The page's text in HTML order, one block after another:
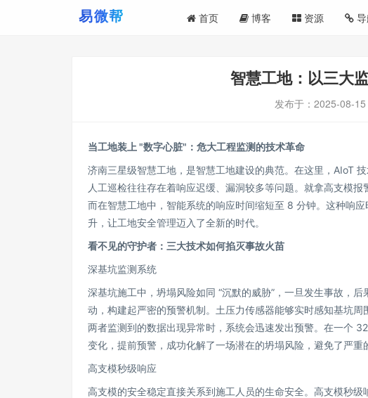
首页 博客 资源
智慧工地：以三大
发布于： 2025-08-15
当工地装上 "数字心脏"：危大工程监测的技术革命
济南三星级智慧工地，是智慧工地建设的典范。在这里，AIoT
人工巡检往往存在着响应迟缓、漏洞较多等问题。就拿高支模
而在智慧工地中，智能系统的响应时间缩短至 8 分钟。这种响
升，让工地安全管理迈入了全新的时代。
看不见的守护者：三大技术如何掐灭事故火苗
深基坑监测系统
深基坑施工中，坍塌风险如同 “沉默的威胁”，一旦发生事故，
动，构建起严密的预警机制。土压力传感器能够实时感知基坑
两者监测到的数据出现异常时，系统会迅速发出预警。在一个
变化，提前预警，成功化解了一场潜在的坍塌风险，避免了严重
高支模秒级响应
高支模的安全稳定直接关系到施工人员的生命安全。高支模秒